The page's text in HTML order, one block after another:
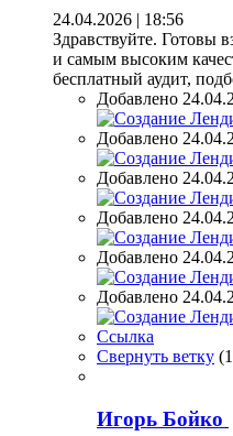
24.04.2026 | 18:56
Здравствуйте. Готовы
и самым высоким
бесплатный аудит,
Добавлено
Добавлено
Добавлено
Добавлено
Добавлено
Добавлено
Ссылка
Свернуть ветку (1
Игорь Бойко